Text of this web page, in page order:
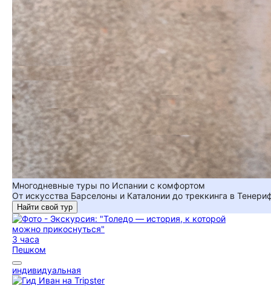
Многодневные туры по Испании с комфортом
От искусства Барселоны и Каталонии до треккинга в
Найти свой тур
3 часа
Пешком
индивидуальная